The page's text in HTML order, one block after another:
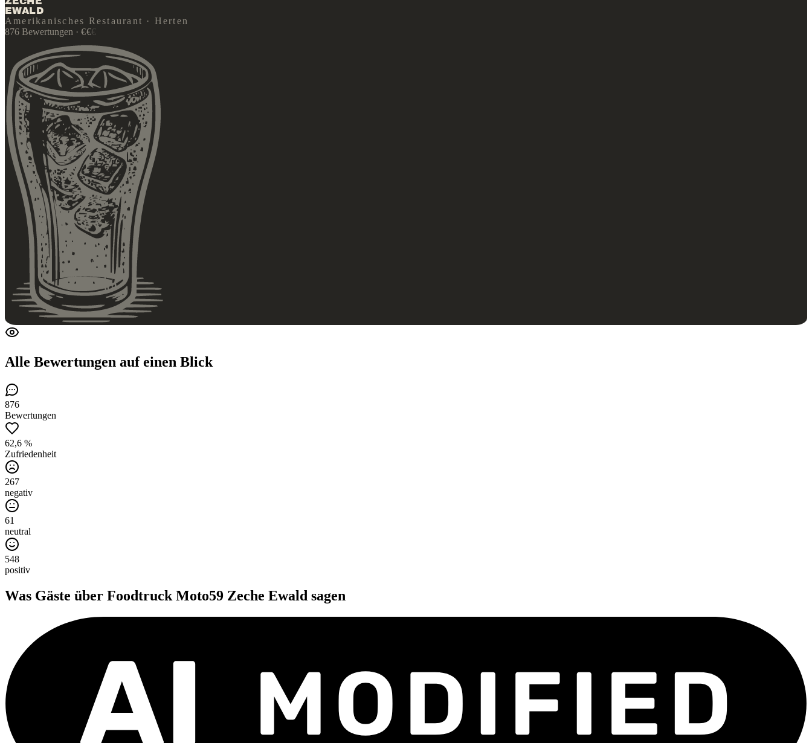
EWALD
Amerikanisches Restaurant · Herten
876 Bewertungen · €€€
Alle Bewertungen auf einen Blick
876
Bewertungen
62,6 %
Zufriedenheit
267
negativ
61
neutral
548
positiv
Was Gäste über Foodtruck Moto59 Zeche Ewald sagen